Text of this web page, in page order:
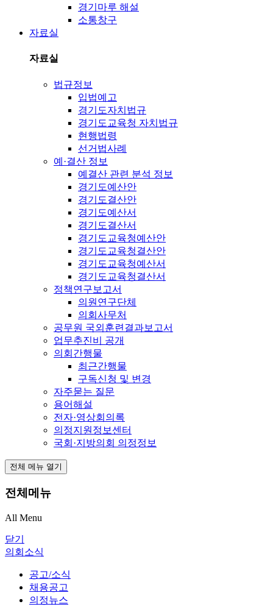
경기마루 해설
소통창구
자료실
자료실
법규정보
입법예고
경기도자치법규
경기도교육청 자치법규
현행법령
선거법사례
예·결산 정보
예결산 관련 분석 정보
경기도예산안
경기도결산안
경기도예산서
경기도결산서
경기도교육청예산안
경기도교육청결산안
경기도교육청예산서
경기도교육청결산서
정책연구보고서
의원연구단체
의회사무처
공무원 국외훈련결과보고서
업무추진비 공개
의회간행물
최근간행물
구독신청 및 변경
자주묻는 질문
용어해설
전자·영상회의록
의정지원정보센터
국회·지방의회 의정정보
전체 메뉴 열기
전체메뉴
All Menu
닫기
의회소식
공고/소식
채용공고
의정뉴스